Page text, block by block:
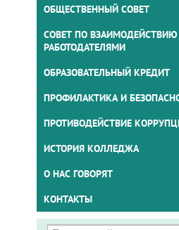
ОБЩЕСТВЕННЫЙ СОВЕТ
СОВЕТ ПО
РАБОТОДАТЕЛЯМИ
ОБРАЗОВАТЕЛЬНЫЙ КРЕДИТ
ПРОФИЛАКТИКА И
ПРОТИВОДЕЙСТВИЕ
ИСТОРИЯ КОЛЛЕДЖА
О НАС ГОВОРЯТ
КОНТАКТЫ